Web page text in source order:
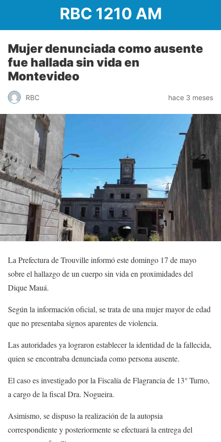
RBC 1210 AM
Mujer denunciada como ausente
fue hallada sin vida en
Montevideo
RBC hace 3 meses
La Prefectura de Trouville informó este domingo 17 de mayo
sobre el hallazgo de un cuerpo sin vida en proximidades del
Dique Mauá.
Según la información oficial, se trata de una mujer mayor de edad
que no presentaba signos aparentes de violencia.
Las autoridades ya lograron establecer la identidad de la fallecida,
quien se encontraba denunciada como persona ausente.
El caso es investigado por la Fiscalía de Flagrancia de 13° Turno,
a cargo de la fiscal Dra. Nogueira.
Asimismo, se dispuso la realización de la autopsia
correspondiente y posteriormente se efectuará la entrega del